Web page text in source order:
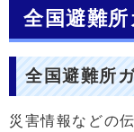
全国避難
全国避難所
災害情報などの